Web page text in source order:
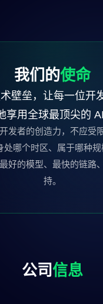
我们的使命
壁垒，让每一位开
享用全球最顶尖的 AI
发者的创造力，不应受
处哪个时区、属于哪种
好的模型、最快的链路
持。
公司信息